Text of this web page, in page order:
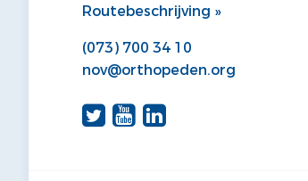
Routebeschrijving »
(073) 700 34 10
nov@orthopeden.org